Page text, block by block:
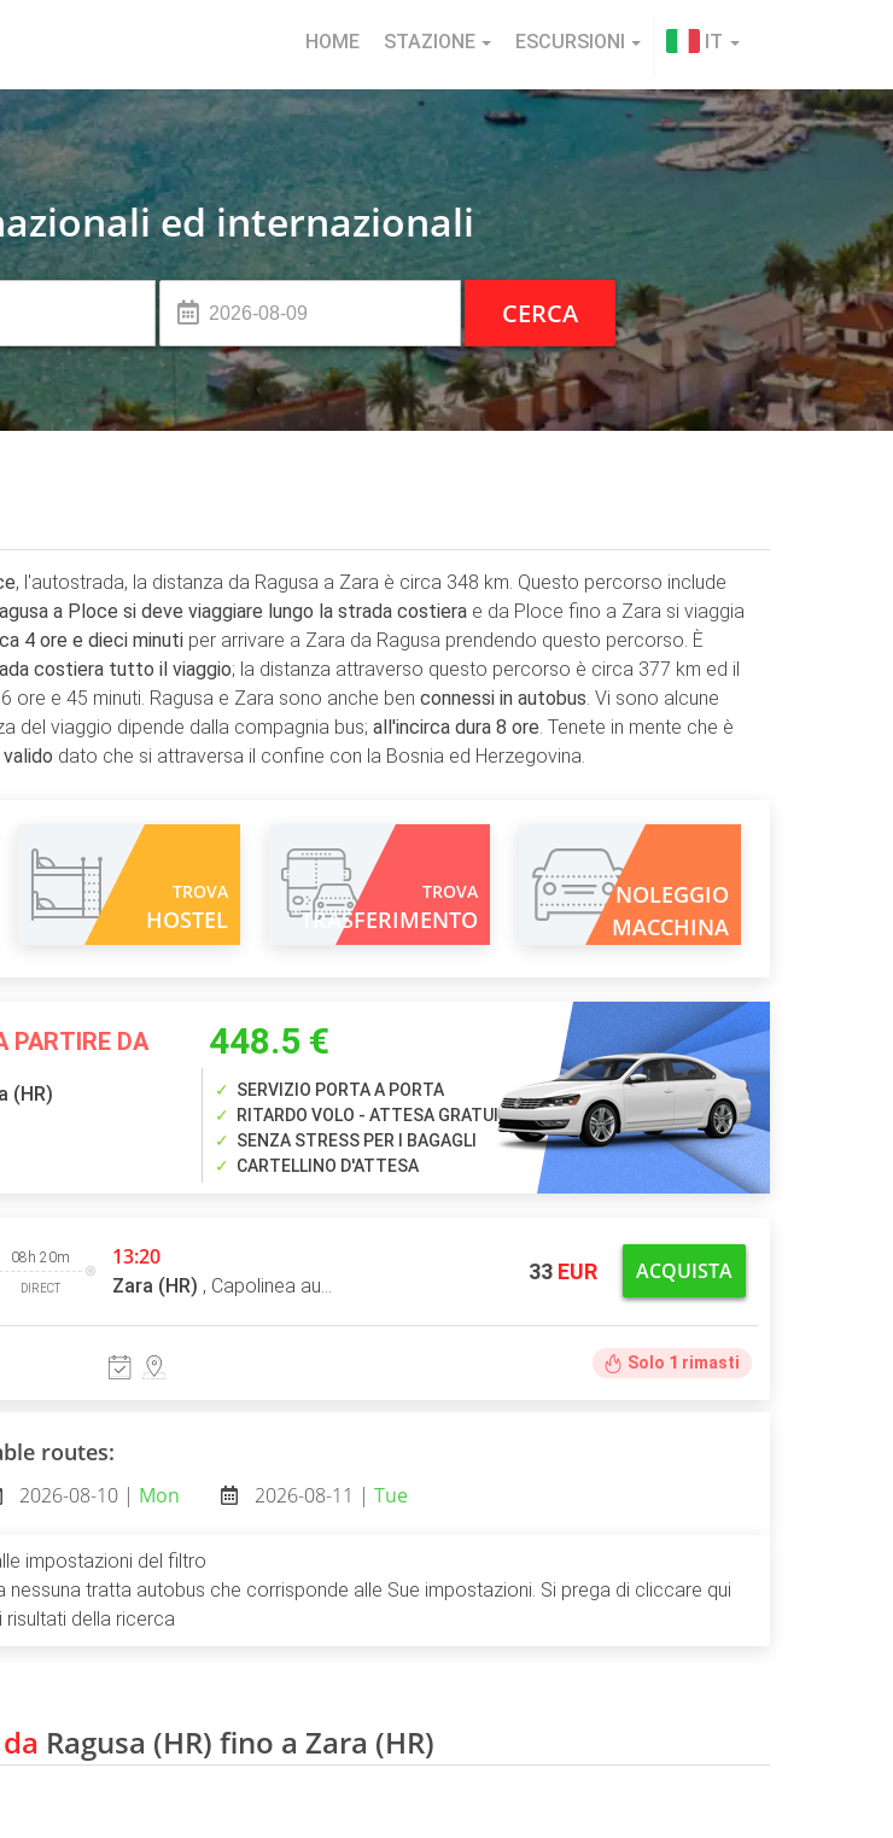
HOME STAZIONE ESCURSIONI IT
ed internazionali
CERCA
, l'autostrada, la distanza da Ragusa a Zara è circa 348 km. Questo percorso include
a Ploce si deve viaggiare lungo la strada costiera e da Ploce fino a Zara si viaggia
4 ore e dieci minuti per arrivare a Zara da Ragusa prendendo questo percorso. È
costiera tutto il viaggio; la distanza attraverso questo percorso è circa 377 km ed il
ore e 45 minuti. Ragusa e Zara sono anche ben connessi in autobus. Vi sono alcune
del viaggio dipende dalla compagnia bus; all'incirca dura 8 ore. Tenete in mente che è
dato che si attraversa il confine con la Bosnia ed Herzegovina.
TROVA
HOSTEL
TROVA
TRASFERIMENTO
NOLEGGIO
MACCHINA
PARTIRE DA 448.5 €
(HR)
SERVIZIO PORTA A PORTA
RITARDO VOLO - ATTESA GRATUITA
SENZA STRESS PER I BAGAGLI
CARTELLINO D'ATTESA
08h 20m
DIRECT
13:20
Zara (HR) , Capolinea autobus
33 EUR ACQUISTA
Solo 1 rimasti
routes:
2026-08-10 | Mon 2026-08-11 | Tue
impostazioni del filtro
tratta autobus che corrisponde alle Sue impostazioni. Si prega di cliccare qui
della ricerca
Ragusa (HR) fino a Zara (HR)